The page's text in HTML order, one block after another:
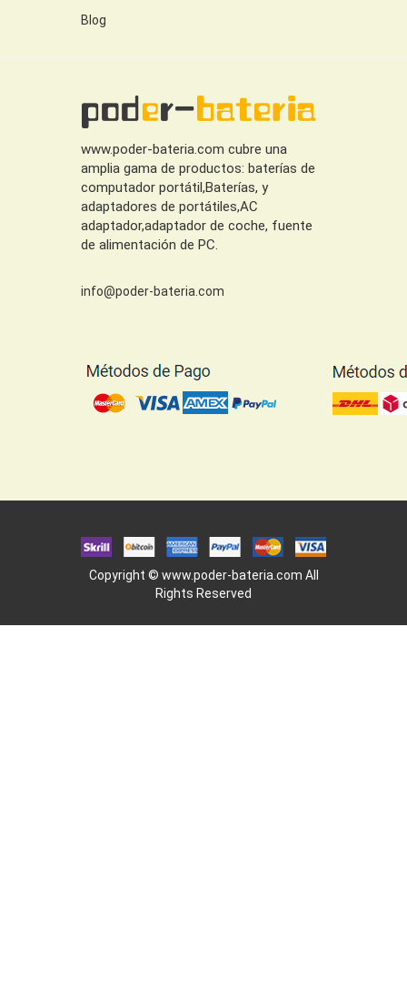
Blog
www.poder-bateria.com cubre una
amplia gama de productos: baterías de
computador portátil,Baterías, y
adaptadores de portátiles,AC
adaptador,adaptador de coche, fuente
de alimentación de PC.
info@poder-bateria.com
Copyright © www.poder-bateria.com All
Rights Reserved